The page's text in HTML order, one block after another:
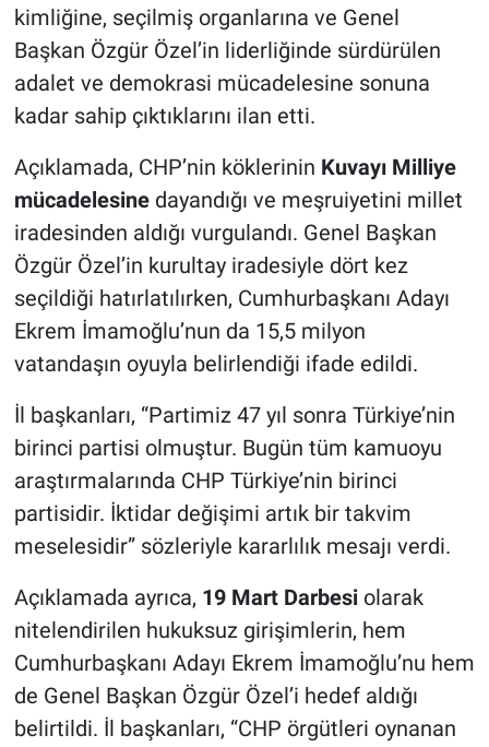
kimliğine, seçilmiş organlarına ve Genel
Başkan Özgür Özel’in liderliğinde sürdürülen
adalet ve demokrasi mücadelesine sonuna
kadar sahip çıktıklarını ilan etti.
Açıklamada, CHP’nin köklerinin Kuvayı Milliye
mücadelesinedayandığı ve meşruiyetini millet
iradesinden aldığı vurgulandı. Genel Başkan
Özgür Özel’in kurultay iradesiyle dört kez
seçildiği hatırlatılırken, Cumhurbaşkanı Adayı
Ekrem İmamoğlu’nun da 15,5 milyon
vatandaşın oyuyla belirlendiği ifade edildi.
İl başkanları, “Partimiz 47 yıl sonra Türkiye’nin
birinci partisi olmuştur. Bugün tüm kamuoyu
araştırmalarında CHP Türkiye’nin birinci
partisidir. İktidar değişimi artık bir takvim
meselesidir” sözleriyle kararlılık mesajı verdi.
Açıklamada ayrıca, 19 Mart Darbesiolarak
nitelendirilen hukuksuz girişimlerin, hem
Cumhurbaşkanı Adayı Ekrem İmamoğlu’nu hem
de Genel Başkan Özgür Özel’i hedef aldığı
belirtildi. İl başkanları, “CHP örgütleri oynanan